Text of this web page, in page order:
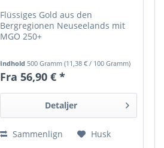
Flüssiges Gold aus den
Bergregionen Neuseelands mit
MGO 250+
Indhold 500 Gramm(11,38 € / 100 Gramm)
Fra 56,90 € *
Detaljer
Sammenlign Husk